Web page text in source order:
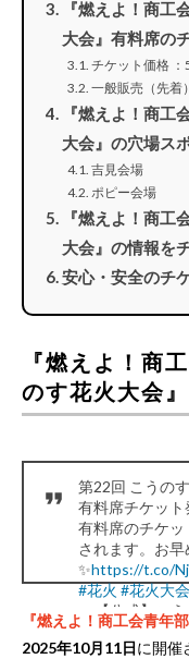
『燃えよ！商工
大会』有料席の
チケット価格
一般販売（先着
『燃えよ！商工
大会』の穴場ス
吉見会場
ポピー会場
『燃えよ！商工
大会』の情報を
安心・安全のチ
『燃えよ！商
のす花火大会
第22回 こうの
有料席チケット
有料席のチケ
されます。お
✨https://t.co/
#花火#花火大会
— 【公式】こ
『燃えよ！商工会青年
2025年10月11日に開催